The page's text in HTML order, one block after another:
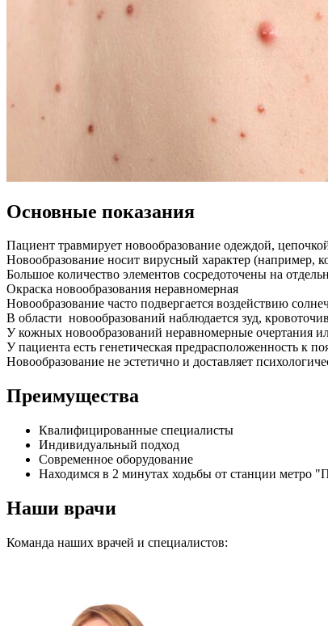
Основные показания
Пациент травмирует новообразование одеждой,
Новообразование носит вирусный характер (например,
Большое количество элементов сосредоточены на
Окраска новообразования неравномерная
Новообразование часто подвергается воздействию
В области новообразований наблюдается зуд,
У кожных новообразований неравномерные очертания
У пациента есть генетическая предрасположенность к
Новообразование не эстетично и доставляет
Преимущества
Квалифицированные специалисты
Индивидуальный подход
Современное оборудование
Находимся в 2 минутах ходьбы от станции метро
Наши врачи
Команда наших врачей и специалистов: